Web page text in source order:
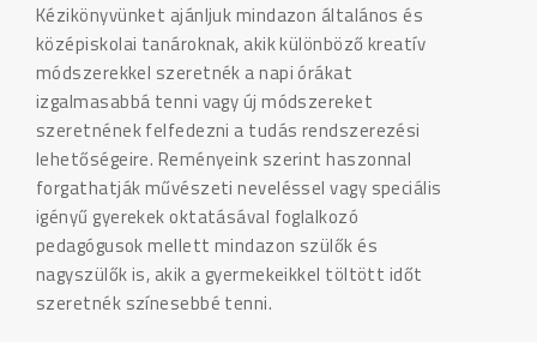
Kézikönyvünket ajánljuk mindazon általános és
középiskolai tanároknak, akik különböző kreatív
módszerekkel szeretnék a napi órákat
izgalmasabbá tenni vagy új módszereket
szeretnének felfedezni a tudás rendszerezési
lehetőségeire. Reményeink szerint haszonnal
forgathatják művészeti neveléssel vagy speciális
igényű gyerekek oktatásával foglalkozó
pedagógusok mellett mindazon szülők és
nagyszülők is, akik a gyermekeikkel töltött időt
szeretnék színesebbé tenni.